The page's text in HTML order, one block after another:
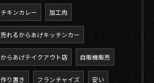
チキンカレー 加工肉
売れるからあげキッチンカー
からあげテイクアウト店 自販機販売
作り置き フランチャイズ 安い